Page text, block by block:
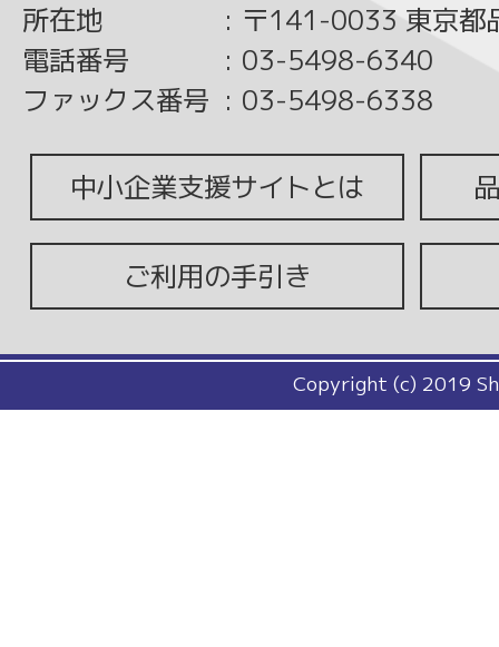
所在地 : 〒141-0033 東京都
電話番号
: 03-5498-6340
ファックス番号 : 03-5498-6338
中小企業支援サイトとは
ご利用の手引き
Copyright (c) 2019